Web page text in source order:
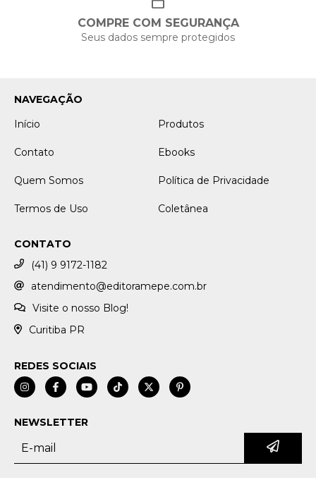
COMPRE COM SEGURANÇA
Seus dados sempre protegidos
NAVEGAÇÃO
Início
Produtos
Contato Ebooks
Quem Somos Política de Privacidade
Termos de Uso Coletânea
CONTATO
(41) 9 9172-1182
atendimento@editoramepe.com.br
Visite o nosso Blog!
Curitiba PR
REDES SOCIAIS
NEWSLETTER